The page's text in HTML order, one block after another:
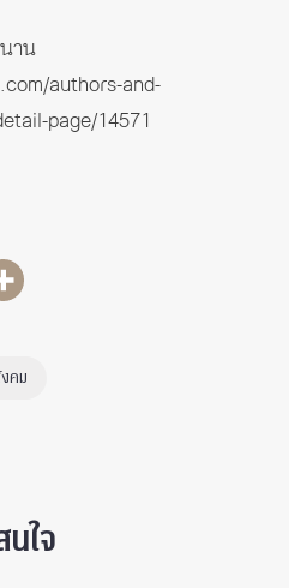
าน
authors-and-
page/14571
คม
ใจ